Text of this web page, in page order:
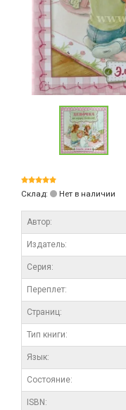
Склад: Нет в наличии
Автор:
Издатель:
Серия:
Переплет:
Cтраниц:
Тип книги:
Язык:
Состояние:
ISBN: